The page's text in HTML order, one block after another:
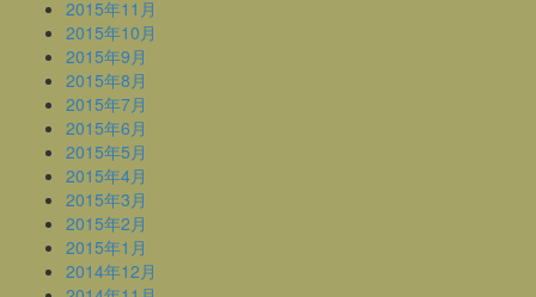
2015年11月
2015年10月
2015年9月
2015年8月
2015年7月
2015年6月
2015年5月
2015年4月
2015年3月
2015年2月
2015年1月
2014年12月